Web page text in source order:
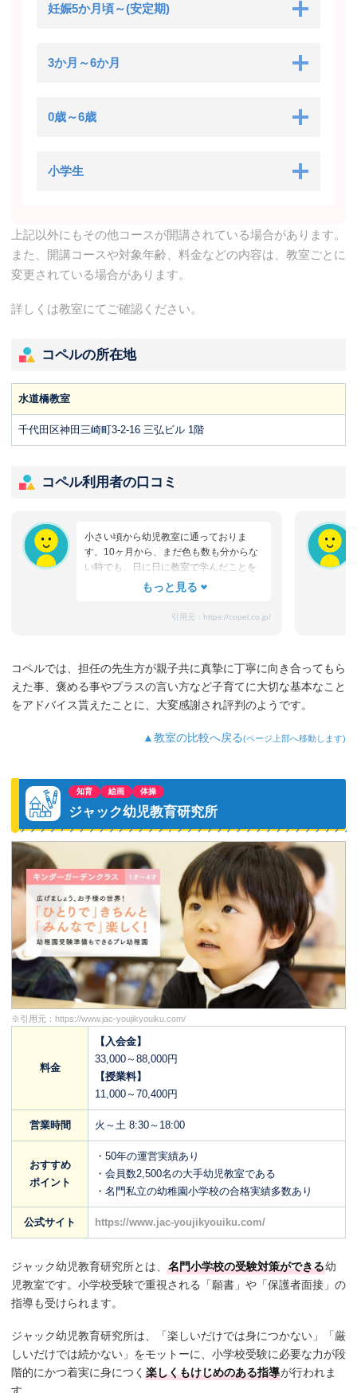
妊娠5か月頃～(安定期)
3か月～6か月
0歳～6歳
小学生
上記以外にもその他コースが開講されている場合があります。
また、開講コースや対象年齢、料金などの内容は、教室ごとに
変更されている場合があります。
詳しくは教室にてご確認ください。
コペルの所在地
水道橋教室
千代田区神田三崎町3-2-16 三弘ビル 1階
コペル利用者の口コミ
小さい頃から幼児教室に通っておりま
す。10ヶ月から、まだ色も数も分からな
い時でも、日に日に教室で学んだことを
少しずつ分かるようになり・・・ 絵本は
はなるべく見せないように、etc…色々取
また、毎回先生たちが、褒め褒め～！！
としてくれるので、子ども自身も「行き
たい」と言い、行きたがらないことはあ
際に大切な「褒め方」「プラスの言い
義な時間となりました。いつもいつも子
ども、私どもに温かい言葉かけをしてく
ださって、子育てのイライラや焦りなど
引用元： https://copel.co.jp/
コペルでは、担任の先生方が親子共に真摯に丁寧に向き合ってもら
えた事、褒める事やプラスの言い方など子育てに大切な基本なこと
をアドバイス貰えたことに、大変感謝され評判のようです。
▲教室の比較へ戻る(ページ上部へ移動します)
知育 絵画 体操
ジャック幼児教育研究所
※引用元： https://www.jac-youjikyouiku.com/
料金
【入会金】
33,000～88,000円
【授業料】
11,000～70,400円
営業時間 火～土 8:30～18:00
おすすめ
ポイント
・50年の運営実績あり
・会員数2,500名の大手幼児教室である
・名門私立の幼稚園小学校の合格実績多数あり
公式サイト https://www.jac-youjikyouiku.com/
ジャック幼児教育研究所とは、 名門小学校の受験対策ができる幼
児教室です。小学校受験で重視される「願書」や「保護者面接」の
指導も受けられます。
ジャック幼児教育研究所は、「楽しいだけでは身につかない」「厳
しいだけでは続かない」をモットーに、小学校受験に必要な力が段
階的にかつ着実に身につく 楽しくもけじめのある指導が行われま